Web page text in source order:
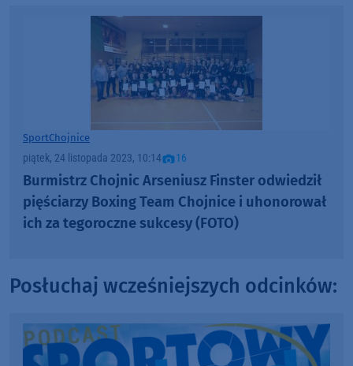
SportChojnice
piątek, 24 listopada 2023, 10:14 16
Burmistrz Chojnic Arseniusz Finster odwiedził
pięściarzy Boxing Team Chojnice i uhonorował
ich za tegoroczne sukcesy (FOTO)
Posłuchaj wcześniejszych odcinków: